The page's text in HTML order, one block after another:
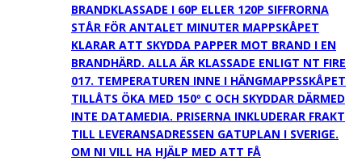
BRANDKLASSADE I 60P ELLER 120P SIFFRORNA
STÅR FÖR ANTALET MINUTER MAPPSKÅPET
KLARAR ATT SKYDDA PAPPER MOT BRAND I EN
BRANDHÄRD. ALLA ÄR KLASSADE ENLIGT NT FIRE
017. TEMPERATUREN INNE I HÄNGMAPPSSKÅPET
TILLÅTS ÖKA MED 150º C OCH SKYDDAR DÄRMED
INTE DATAMEDIA. PRISERNA INKLUDERAR FRAKT
TILL LEVERANSADRESSEN GATUPLAN I SVERIGE.
OM NI VILL HA HJÄLP MED ATT FÅ